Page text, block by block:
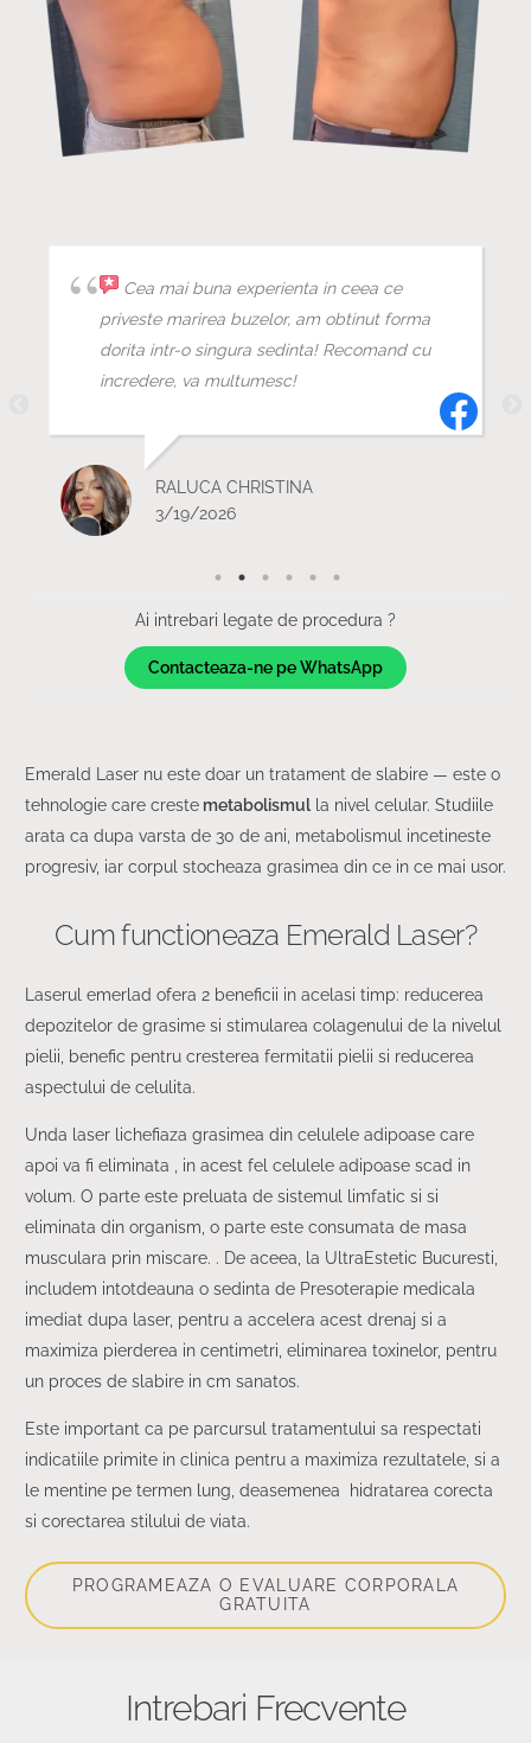
Cea mai buna experienta in ceea ce
priveste marirea buzelor, am obtinut forma
dorita intr-o singura sedinta! Recomand cu
incredere, va multumesc!
RALUCA CHRISTINA
3/19/2026
Ai intrebari legate de procedura ?
Contacteaza-ne pe WhatsApp
Emerald Laser nu este doar un tratament de slabire — este o
tehnologie care creste metabolismul la nivel celular. Studiile
arata ca dupa varsta de 30 de ani, metabolismul incetineste
progresiv, iar corpul stocheaza grasimea din ce in ce mai usor.
Cum functioneaza Emerald Laser?
Laserul emerlad ofera 2 beneficii in acelasi timp: reducerea
depozitelor de grasime si stimularea colagenului de la nivelul
pielii, benefic pentru cresterea fermitatii pielii si reducerea
aspectului de celulita.
Unda laser lichefiaza grasimea din celulele adipoase care
apoi va fi eliminata , in acest fel celulele adipoase scad in
volum. O parte este preluata de sistemul limfatic si si
eliminata din organism, o parte este consumata de masa
musculara prin miscare. . De aceea, la UltraEstetic Bucuresti,
includem intotdeauna o sedinta de Presoterapie medicala
imediat dupa laser, pentru a accelera acest drenaj si a
maximiza pierderea in centimetri, eliminarea toxinelor, pentru
un proces de slabire in cm sanatos.
Este important ca pe parcursul tratamentului sa respectati
indicatiile primite in clinica pentru a maximiza rezultatele, si a
le mentine pe termen lung, deasemenea hidratarea corecta
si corectarea stilului de viata.
PROGRAMEAZA O EVALUARE CORPORALA
GRATUITA
Intrebari Frecvente